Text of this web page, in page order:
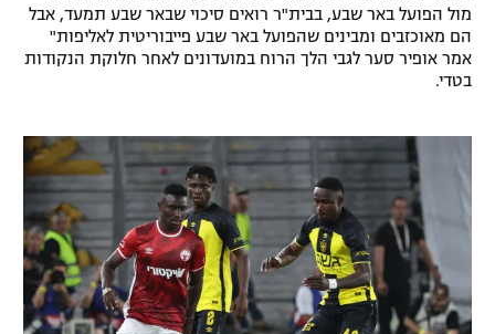
תקנון פעילות ספורט 1
הצטרפות לחבילת הערוצים
לוח דרושים – ג'ובנט
תגיות
המגזין
גיימינג E-Sports
מול הפועל באר שבע, בבית"ר רואים סיכוי שבאר שבע תמעד, אבל
הם מאוכזבים ומבינים שהפועל באר שבע פייבוריטית לאליפות"
אמר אופיר סער לגבי הלך הרוח במועדונים לאחר חלוקת הנקודות
בטדי.